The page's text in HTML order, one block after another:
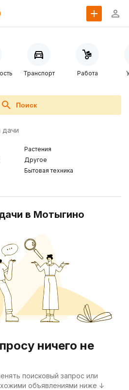
Транспорт Работа
Поиск
дачи
Растения
Другое
Бытовая техника
в Мотыгино
ничего не
поисковый запрос или
объявлениями ниже ↓